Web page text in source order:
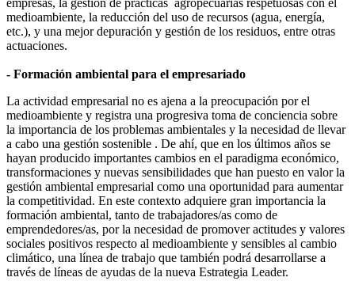
medioambiente, la reducción del uso de recursos (agua, energía,
etc.), y una mejor depuración y gestión de los residuos, entre otras
actuaciones.
- Formación ambiental para el empresariado
La actividad empresarial no es ajena a la preocupación por el
medioambiente y registra una progresiva toma de conciencia sobre
la importancia de los problemas ambientales y la necesidad de llevar
a cabo una gestión sostenible . De ahí, que en los últimos años se
hayan producido importantes cambios en el paradigma económico,
transformaciones y nuevas sensibilidades que han puesto en valor la
gestión ambiental empresarial como una oportunidad para aumentar
la competitividad. En este contexto adquiere gran importancia la
formación ambiental, tanto de trabajadores/as como de
emprendedores/as, por la necesidad de promover actitudes y valores
sociales positivos respecto al medioambiente y sensibles al cambio
climático, una línea de trabajo que también podrá desarrollarse a
través de líneas de ayudas de la nueva Estrategia Leader.